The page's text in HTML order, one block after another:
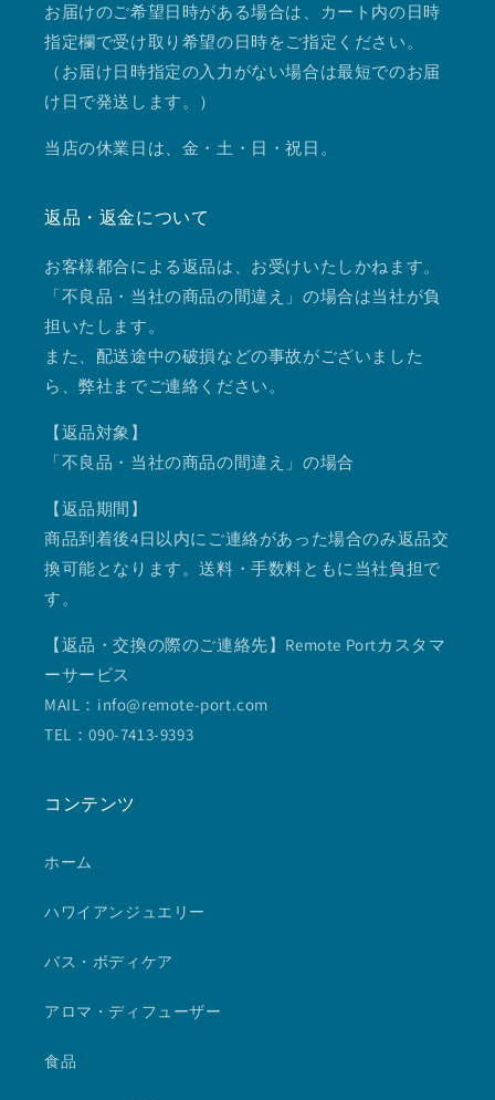
お届けのご希望日時がある場合は、カート内の日時
指定欄で受け取り希望の日時をご指定ください。
（お届け日時指定の入力がない場合は最短でのお届
け日で発送します。）
当店の休業日は、金・土・日・祝日。
返品・返金について
お客様都合による返品は、お受けいたしかねます。
「不良品・当社の商品の間違え」の場合は当社が負
担いたします。
また、配送途中の破損などの事故がございました
ら、弊社までご連絡ください。
【返品対象】
「不良品・当社の商品の間違え」の場合
【返品期間】
商品到着後4日以内にご連絡があった場合のみ返品交
換可能となります。送料・手数料ともに当社負担で
す。
【返品・交換の際のご連絡先】Remote Portカスタマ
ーサービス
MAIL：info@remote-port.com
TEL：090-7413-9393
コンテンツ
ホーム
ハワイアンジュエリー
バス・ボディケア
アロマ・ディフューザー
食品